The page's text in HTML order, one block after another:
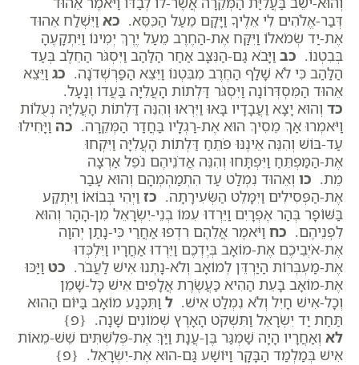
דְּבַר-אֱלֹהִים לִי אֵלֶיךָ וַיָּקָם מֵעַל הַכִּסֵּא. כא וַיִּשְׁלַח אֵהוּד
אֶת-יַד שְׂמֹאלוֹ וַיִּקַּח אֶת-הַחֶרֶב מֵעַל יֶרֶךְ יְמִינוֹ וַיִּתְקָעֶהָ
בְּבִטְנוֹ. כב וַיָּבֹא גַם-הַנִּצָּב אַחַר הַלַּהַב וַיִּסְגֹּר הַחֵלֶב בְּעַד
הַלַּהַב כִּי לֹא שָׁלַף הַחֶרֶב מִבִּטְנוֹ וַיֵּצֵא הַפַּרְשְׁדֹנָה. כג וַיֵּצֵא
אֵהוּד הַמִּסְדְּרוֹנָה וַיִּסְגֹּר דַּלְתוֹת הָעֲלִיָּה בַּעֲדוֹ וְנָעָל.
כד וְהוּא יָצָא וַעֲבָדָיו בָּאוּ וַיִּרְאוּ וְהִנֵּה דַּלְתוֹת הָעֲלִיָּה נְעֻלוֹת
וַיֹּאמְרוּ אַךְ מֵסִיךְ הוּא אֶת-רַגְלָיו בַּחֲדַר הַמְּקֵרָה. כה וַיָּחִילוּ
עַד-בּוֹשׁ וְהִנֵּה אֵינֶנּוּ פֹתֵחַ דַּלְתוֹת הָעֲלִיָּה וַיִּקְחוּ
אֶת-הַמַּפְתֵּחַ וַיִּפְתָּחוּ וְהִנֵּה אֲדֹנֵיהֶם נֹפֵל אַרְצָה
מֵת. כו וְאֵהוּד נִמְלַט עַד הִתְמַהְמְהָם וְהוּא עָבַר
אֶת-הַפְּסִילִים וַיִּמָּלֵט הַשְּׂעִירָתָה. כז וַיְהִי בְּבוֹאוֹ וַיִּתְקַע
בַּשּׁוֹפָר בְּהַר אֶפְרָיִם וַיֵּרְדוּ עִמּוֹ בְנֵי-יִשְׂרָאֵל מִן-הָהָר וְהוּא
לִפְנֵיהֶם. כח וַיֹּאמֶר אֲלֵהֶם רִדְפוּ אַחֲרַי כִּי-נָתַן יְהוָה
אֶת-אֹיְבֵיכֶם אֶת-מוֹאָב בְּיֶדְכֶם וַיֵּרְדוּ אַחֲרָיו וַיִּלְכְּדוּ
אֶת-מַעְבְּרוֹת הַיַּרְדֵּן לְמוֹאָב וְלֹא-נָתְנוּ אִישׁ לַעֲבֹר. כט וַיַּכּוּ
אֶת-מוֹאָב בָּעֵת הַהִיא כַּעֲשֶׂרֶת אֲלָפִים אִישׁ כָּל-שָׁמֵן
וְכָל-אִישׁ חָיִל וְלֹא נִמְלַט אִישׁ. ל וַתִּכָּנַע מוֹאָב בַּיּוֹם הַהוּא
תַּחַת יַד יִשְׂרָאֵל וַתִּשְׁקֹט הָאָרֶץ שְׁמוֹנִים שָׁנָה. {פ}
לא וְאַחֲרָיו הָיָה שַׁמְגַּר בֶּן-עֲנָת וַיַּךְ אֶת-פְּלִשְׁתִּים שֵׁשׁ-מֵאוֹת
אִישׁ בְּמַלְמַד הַבָּקָר וַיּוֹשַׁע גַּם-הוּא אֶת-יִשְׂרָאֵל. {פ}